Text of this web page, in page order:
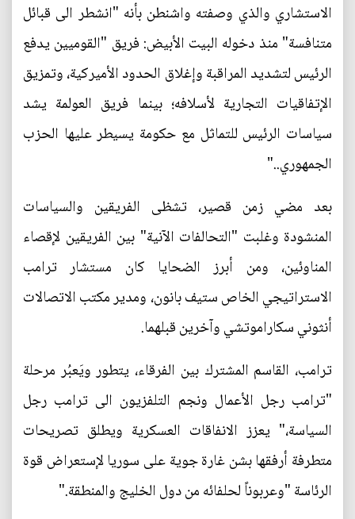
الاستشاري والذي وصفته واشنطن بأنه "انشطر الى قبائل
متنافسة" منذ دخوله البيت الأبيض: فريق "القوميين يدفع
الرئيس لتشديد المراقبة وإغلاق الحدود الأميركية، وتمزيق
الإتفاقيات التجارية لأسلافه؛ بينما فريق العولمة يشد
سياسات الرئيس للتماثل مع حكومة يسيطر عليها الحزب
الجمهوري.."
بعد مضي زمن قصير، تشظى الفريقين والسياسات
المنشودة وغلبت "التحالفات الآنية" بين الفريقين لإقصاء
المناوئين، ومن أبرز الضحايا كان مستشار ترامب
الاستراتيجي الخاص ستيف بانون، ومدير مكتب الاتصالات
أنثوني سكاراموتشي وآخرين قبلهما.
ترامب، القاسم المشترك بين الفرقاء، يتطور ويَعبُر مرحلة
"ترامب رجل الأعمال ونجم التلفزيون الى ترامب رجل
السياسة،" يعزز الانفاقات العسكرية ويطلق تصريحات
متطرفة أرفقها بشن غارة جوية على سوريا لإستعراض قوة
الرئاسة "وعربوناً لحلفائه من دول الخليج والمنطقة."